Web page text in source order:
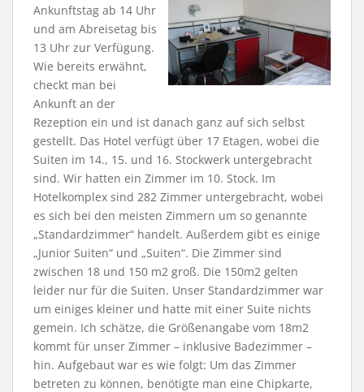
Ankunftstag ab 14 Uhr
und am Abreisetag bis
13 Uhr zur Verfügung.
Wie bereits erwähnt,
checkt man bei
Ankunft an der
Rezeption ein und ist danach ganz auf sich selbst
gestellt. Das Hotel verfügt über 17 Etagen, wobei die
Suiten im 14., 15. und 16. Stockwerk untergebracht
sind. Wir hatten ein Zimmer im 10. Stock. Im
Hotelkomplex sind 282 Zimmer untergebracht, wobei
es sich bei den meisten Zimmern um so genannte
„Standardzimmer“ handelt. Außerdem gibt es einige
„Junior Suiten“ und „Suiten“. Die Zimmer sind
zwischen 18 und 150 m2 groß. Die 150m2 gelten
leider nur für die Suiten. Unser Standardzimmer war
um einiges kleiner und hatte mit einer Suite nichts
gemein. Ich schätze, die Größenangabe vom 18m2
kommt für unser Zimmer – inklusive Badezimmer –
hin. Aufgebaut war es wie folgt: Um das Zimmer
betreten zu können, benötigte man eine Chipkarte,